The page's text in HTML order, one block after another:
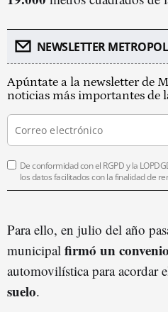
NEWSLETTER
Apúntate a la newsletter de
noticias más importantes de
De conformidad con el RGPD y la
los datos facilitados con la finalidad de
Para ello, en julio del año
municipal firmó un convenio
automovilística para acordar
suelo.